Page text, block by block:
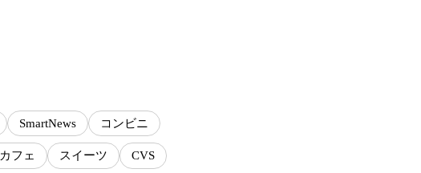
SmartNews コンビニ
カフェ スイーツ CVS